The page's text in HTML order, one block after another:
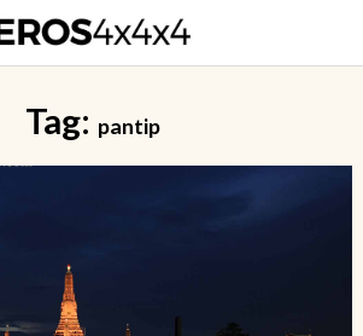
Tag: pantip